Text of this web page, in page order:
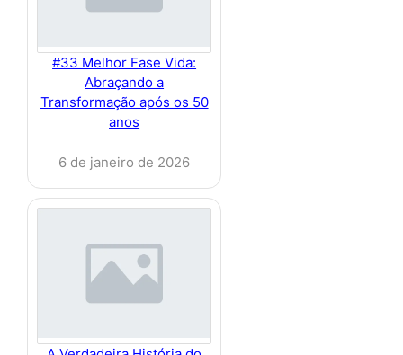
#33 Melhor Fase Vida:
Abraçando a
Transformação após os 50
anos
6 de janeiro de 2026